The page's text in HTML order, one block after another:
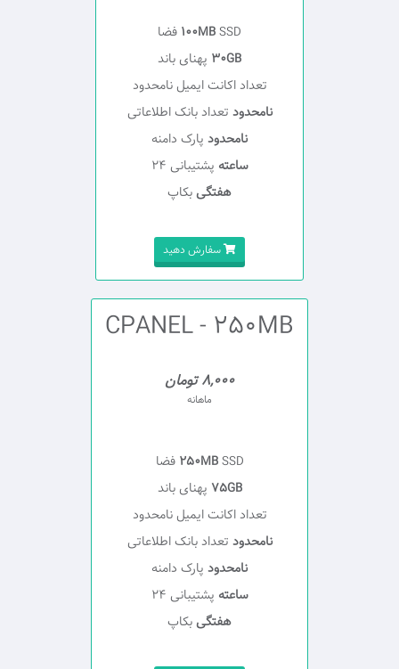
100MBSSD فضا
30GB پهنای باند
تعداد اکانت ایمیل نامحدود
نامحدود تعداد بانک اطلاعاتی
نامحدود پارک دامنه
ساعته پشتیبانی 24
هفتگیبکاپ
سفارش دهید
CPANEL - 250MB
8,000 تومان
ماهانه
250MBSSD فضا
75GB پهنای باند
تعداد اکانت ایمیل نامحدود
نامحدود تعداد بانک اطلاعاتی
نامحدود پارک دامنه
ساعته پشتیبانی 24
هفتگیبکاپ